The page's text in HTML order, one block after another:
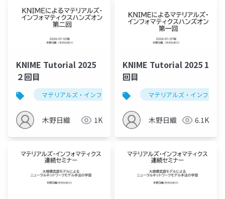
KNIME Tutorial 2025
２回目
マテリアルズ・インフォマティクス データ解析学
木野日織 1K
KNIME Tutorial 2025 1
回目
マテリアルズ・インフォマ
木野日織 6.1K